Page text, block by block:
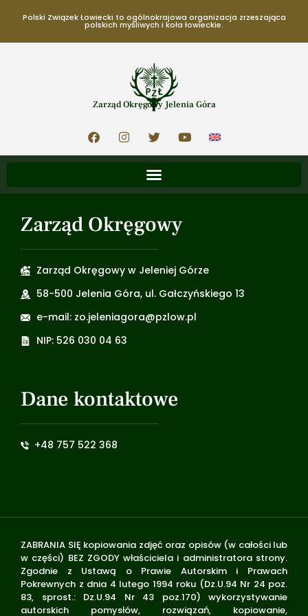
Polski Związek Łowiecki to ogólnokrajowa organizacja zrzeszająca
polskich myśliwych i koła łowieckie.
Zarząd Okręgowy Jelenia Góra
Zarząd Okręgowy
Zarząd Okręgowy w Jeleniej Górze
58-500 Jelenia Góra, ul. Gałczyńskiego 13
e-mail: zo.jeleniagora@pzlow.pl
NIP: 526 030 04 63
Dane kontaktowe
+48 757 522 368
ZABRANIA SIĘ kopiowania zdjęć oraz opisów (w całości lub
w części) BEZ ZGODY właściciela i administratora strony.
Zgodnie z Ustawą o Prawie Autorskim i Prawach
Pokrewnych z dnia 4 lutego 1994 roku (Dz.U.94 Nr 24 poz.
83, sprost.: Dz.U.94 Nr 43 poz.170) wykorzystywanie
autorskich pomysłów, rozwiązań, kopiowanie,